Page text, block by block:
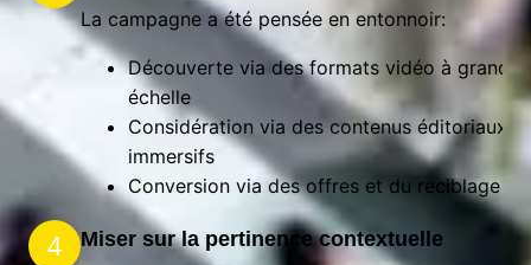
La campagne a été pensée en entonnoir:
Découverte via des formats vidéo à grande
échelle
Considération via des contenus éditoriaux
immersifs
Conversion via des offres et du reciblage
4
Miser sur la pertinence contextuelle